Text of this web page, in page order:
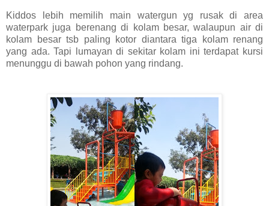
Kiddos lebih memilih main watergun yg rusak di area
waterpark juga berenang di kolam besar, walaupun air di
kolam besar tsb paling kotor diantara tiga kolam renang
yang ada. Tapi lumayan di sekitar kolam ini terdapat kursi
menunggu di bawah pohon yang rindang.